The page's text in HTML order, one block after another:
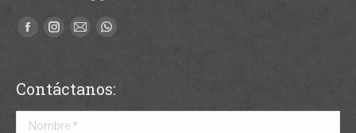
Facebook
in
Instagram
in
Mail
in
Whatsapp
in
Contáctanos:
Nombre *